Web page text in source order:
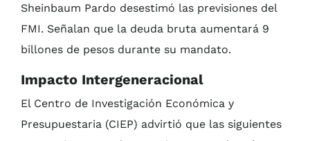
Sheinbaum Pardo desestimó las previsiones del
FMI. Señalan que la deuda bruta aumentará 9
billones de pesos durante su mandato.
Impacto Intergeneracional
El Centro de Investigación Económica y
Presupuestaria (CIEP) advirtió que las siguientes